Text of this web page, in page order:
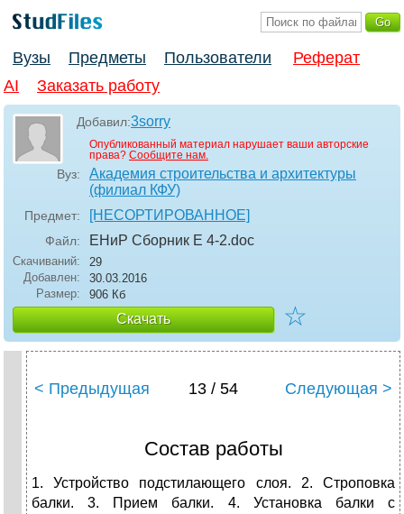
Вузы Предметы Пользователи
Реферат
AI
Заказать работу
Добавил:3sorry
Опубликованный материал нарушает ваши авторские
права? Сообщите нам.
Вуз:
Академия строительства и архитектуры
(филиал КФУ)
Предмет: [НЕСОРТИРОВАННОЕ]
Файл: ЕНиР Сборник Е 4-2.doc
Скачиваний:
29
Добавлен:
30.03.2016
Размер:
906 Кб
Скачать ☆
< Предыдущая 13 / 54 Следующая >
Состав работы
1. Устройство подстилающего слоя. 2. Строповка
балки. 3. Прием балки. 4. Установка балки с